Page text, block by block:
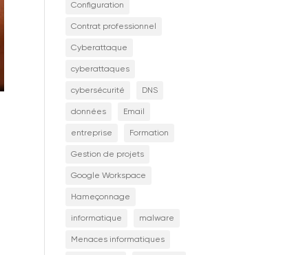
Configuration
Contrat professionnel
Cyberattaque
cyberattaques
cybersécurité DNS
données Email
entreprise Formation
Gestion de projets
Google Workspace
Hameçonnage
informatique malware
Menaces informatiques